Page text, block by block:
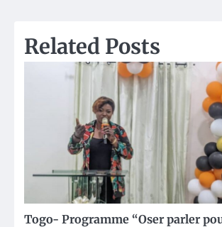
Related Posts
Togo- Programme “Oser parler